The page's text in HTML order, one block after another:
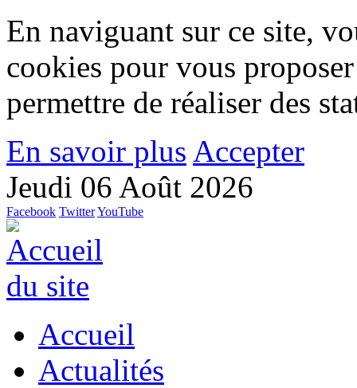
En naviguant sur ce site,
cookies pour vous
permettre de réaliser des
En savoir plus Accepter
Jeudi 06 Août 2026
Facebook TwitterYouTube
Accueil
Actualités